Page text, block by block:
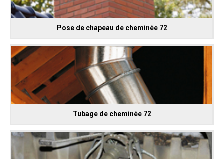
Pose de chapeau de cheminée 72
Tubage de cheminée 72